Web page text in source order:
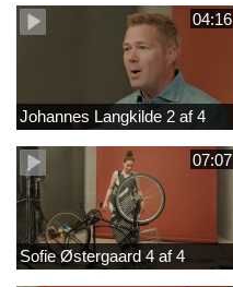
04:16
Johannes Langkilde 2 af 4
07:07
Sofie Østergaard 4 af 4